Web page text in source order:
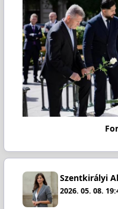
Szentkirályi
2026. 05. 08.